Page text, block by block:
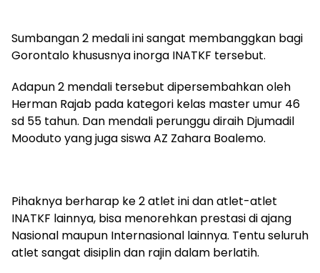
Sumbangan 2 medali ini sangat membanggkan bagi
Gorontalo khususnya inorga INATKF tersebut.
Adapun 2 mendali tersebut dipersembahkan oleh
Herman Rajab pada kategori kelas master umur 46
sd 55 tahun. Dan mendali perunggu diraih Djumadil
Mooduto yang juga siswa AZ Zahara Boalemo.
Pihaknya berharap ke 2 atlet ini dan atlet-atlet
INATKF lainnya, bisa menorehkan prestasi di ajang
Nasional maupun Internasional lainnya. Tentu seluruh
atlet sangat disiplin dan rajin dalam berlatih.